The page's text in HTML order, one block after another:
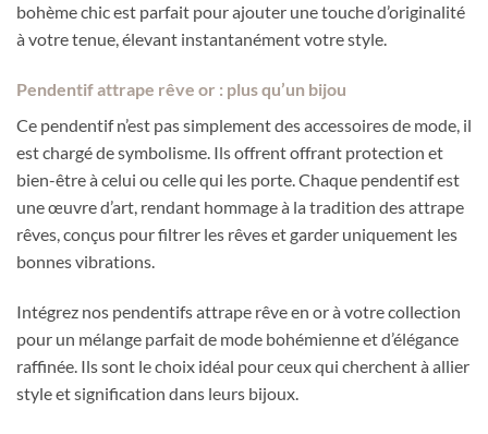
bohème chic est parfait pour ajouter une touche d’originalité
à votre tenue, élevant instantanément votre style.
Pendentif attrape rêve or : plus qu’un bijou
Ce pendentif n’est pas simplement des accessoires de mode, il
est chargé de symbolisme. Ils offrent offrant protection et
bien-être à celui ou celle qui les porte. Chaque pendentif est
une œuvre d’art, rendant hommage à la tradition des attrape
rêves, conçus pour filtrer les rêves et garder uniquement les
bonnes vibrations.
Intégrez nos pendentifs attrape rêve en or à votre collection
pour un mélange parfait de mode bohémienne et d’élégance
raffinée. Ils sont le choix idéal pour ceux qui cherchent à allier
style et signification dans leurs bijoux.